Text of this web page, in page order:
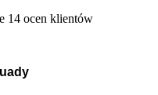
14 ocen klientów